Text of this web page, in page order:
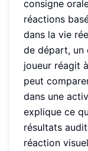
consigne
réactions
dans la vie
de départ, un
joueur réagit
peut
dans une
explique ce
résultats
réaction